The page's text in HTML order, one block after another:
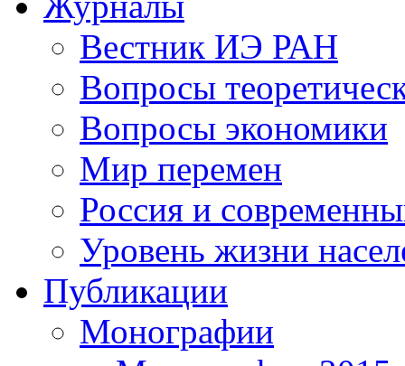
Вестник ИЭ РАН
Вопросы
Вопросы экономики
Мир перемен
Россия и
Уровень жизни
Публикации
Монографии